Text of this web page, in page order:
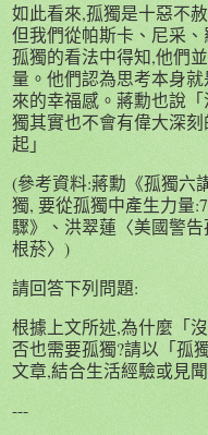
如此看來,孤獨是十惡不
但我們從帕斯卡、尼采
孤獨的看法中得知,他們
量。他們認為思考本身
來的幸福感。蔣勳也說
獨其實也不會有偉大深
起」
(參考資料:蔣勳《孤獨六
獨, 要從孤獨中產生力量
驟》、洪翠蓮〈美國警
根菸〉)
請回答下列問題:
根據上文所述,為什麼「
否也需要孤獨?請以「孤
文章,結合生活經驗或見
---